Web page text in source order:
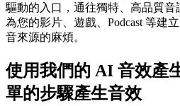
驅動的入口，通往獨特、高品質
為您的影片、遊戲、Podcast 等建
音來源的麻煩。
使用我們的 AI 音效產
單的步驟產生音效